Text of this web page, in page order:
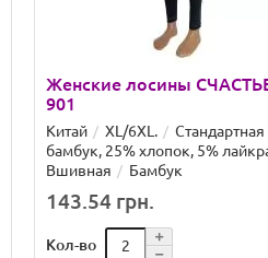
Женские лосины
901
Китай XL/6XL. Стандартная
бамбук, 25% хлопок, 5%
Вшивная
Бамбук
143.54 грн.
Кол-во